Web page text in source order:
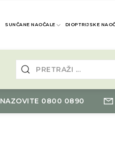
SUNČANE NAOČALE DIOPTRIJSKE
NAZOVITE 0800 0890